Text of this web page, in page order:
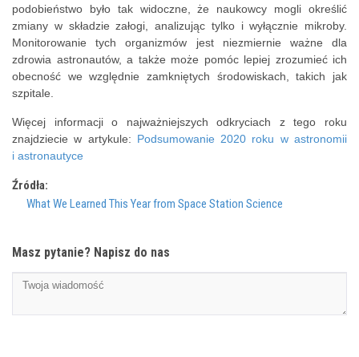
podobieństwo było tak widoczne, że naukowcy mogli określić
zmiany w składzie załogi, analizując tylko i wyłącznie mikroby.
Monitorowanie tych organizmów jest niezmiernie ważne dla
zdrowia astronautów, a także może pomóc lepiej zrozumieć ich
obecność we względnie zamkniętych środowiskach, takich jak
szpitale.
Więcej informacji o najważniejszych odkryciach z tego roku
znajdziecie w artykule: Podsumowanie 2020 roku w astronomii
i astronautyce
Źródła:
What We Learned This Year from Space Station Science
Masz pytanie? Napisz do nas